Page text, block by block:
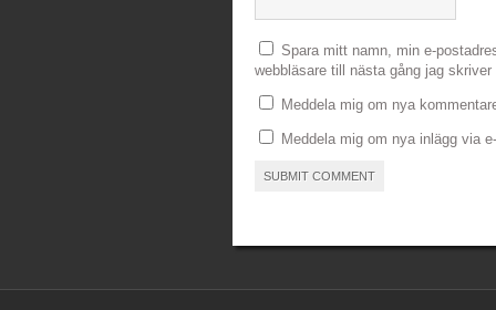
Spara mitt namn, min e-
webbläsare till nästa gång jag skriver
Meddela mig om nya
Meddela mig om nya inlägg via